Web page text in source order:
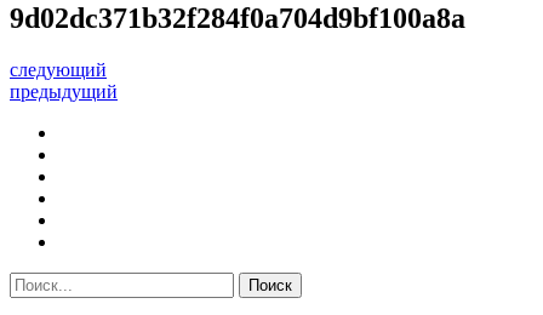
9d02dc371b32f284f0a704d9bf100a8a
следующий
предыдущий